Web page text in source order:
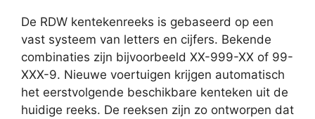
De RDW kentekenreeks is gebaseerd op een
vast systeem van letters en cijfers. Bekende
combinaties zijn bijvoorbeeld XX-999-XX of 99-
XXX-9. Nieuwe voertuigen krijgen automatisch
het eerstvolgende beschikbare kenteken uit de
huidige reeks. De reeksen zijn zo ontworpen dat